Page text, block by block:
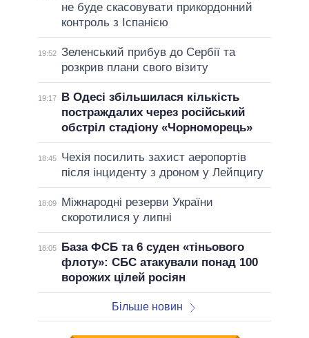
не буде скасовувати прикордонний
контроль з Іспанією
19:52 Зеленський прибув до Сербії та
розкрив плани свого візиту
19:17
В Одесі збільшилася кількість
постраждалих через російський
обстріл стадіону «Чорноморець»
18:45
Чехія посилить захист аеропортів
після інциденту з дроном у Лейпцигу
18:09
Міжнародні резерви України
скоротилися у липні
18:05
База ФСБ та 6 суден «тіньового
флоту»: СБС атакували понад 100
ворожих цілей росіян
Більше новин